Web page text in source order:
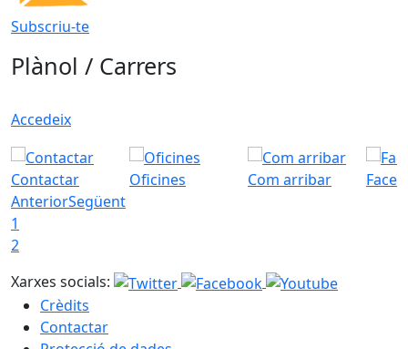
Subscriu-te
Plànol / Carrers
Accedeix
Contactar Oficines Com arribar
AnteriorSegüent
1
2
Xarxes socials:
Crèdits
Contactar